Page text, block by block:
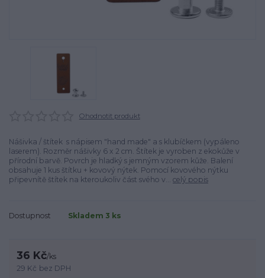
Ohodnotit produkt
Nášivka / štítek s nápisem "hand made" a s klubíčkem (vypáleno
laserem). Rozměr nášivky 6 x 2 cm. Štítek je vyroben z ekokůže v
přírodní barvě. Povrch je hladký s jemným vzorem kůže. Balení
obsahuje 1 kus štítku + kovový nýtek. Pomocí kovového nýtku
připevnítě štítek na kteroukoliv část svého v... celý popis
Dostupnost Skladem 3 ks
36 Kč/ks
29 Kč bez DPH